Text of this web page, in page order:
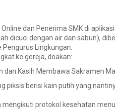
dan Penerima SMKdi
dicuci dengan air dan sabun),
Pengurus Lingkungan.
ke gereja, doakan:
dan Kasih Membawa Sakramen
piksis berisi kain putih yang
mengikuti protokol kesehatan